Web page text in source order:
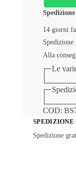
14 giorni
Spedizione
Alla
Le
COD:
SPEDIZIONE
Spedizione